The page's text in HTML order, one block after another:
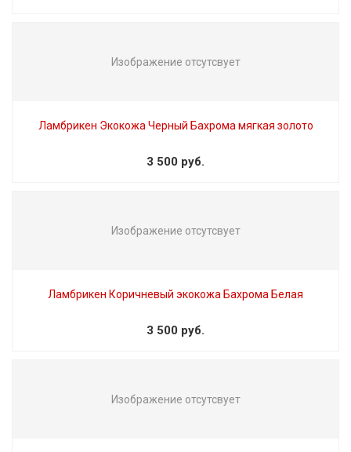
Изображение отсутсвует
Ламбрикен Экокожа Черный Бахрома мягкая золото
3 500 руб.
Изображение отсутсвует
Ламбрикен Коричневый экокожа Бахрома Белая
3 500 руб.
Изображение отсутсвует